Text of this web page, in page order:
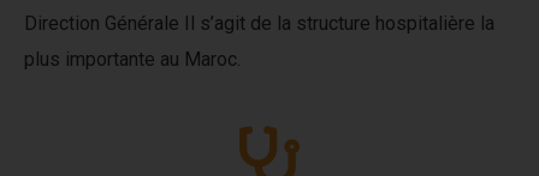
Direction Générale Il s’agit de la structure hospitalière la
plus importante au Maroc.